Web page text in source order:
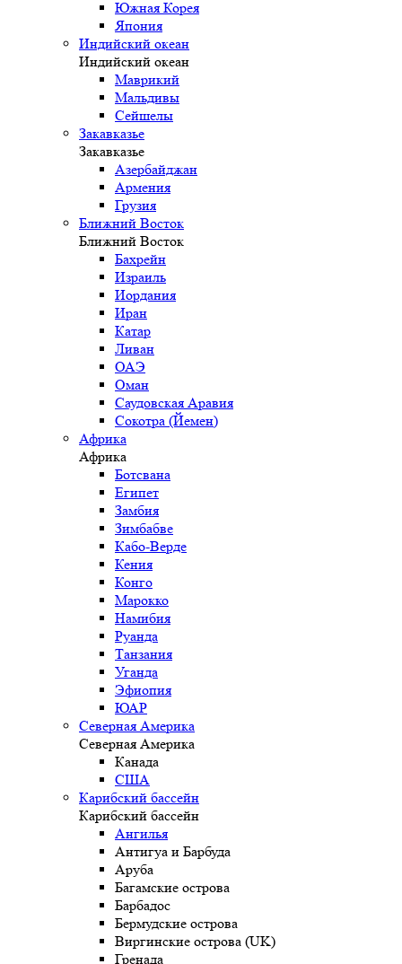
Южная Корея
Япония
Индийский океан
Индийский океан
Маврикий
Мальдивы
Сейшелы
Закавказье
Закавказье
Азербайджан
Армения
Грузия
Ближний Восток
Ближний Восток
Бахрейн
Израиль
Иордания
Иран
Катар
Ливан
ОАЭ
Оман
Саудовская Аравия
Сокотра (Йемен)
Африка
Африка
Ботсвана
Египет
Замбия
Зимбабве
Кабо-Верде
Кения
Конго
Марокко
Намибия
Руанда
Танзания
Уганда
Эфиопия
ЮАР
Северная Америка
Северная Америка
Канада
США
Карибский бассейн
Карибский бассейн
Ангилья
Антигуа и Барбуда
Аруба
Багамские острова
Барбадос
Бермудские острова
Виргинские острова (UK)
Гренада